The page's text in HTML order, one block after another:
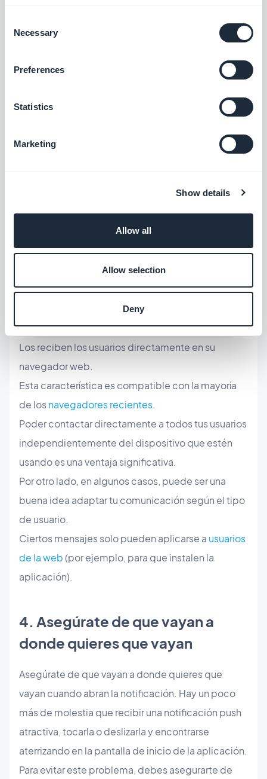
Selection
Necessary
Preferences
Statistics
Marketing
Show details
Allow all
Allow selection
Deny
reaccionan de manera diferente.
La tasa de
(91%) que iOS (43.9%)
. Esto se explica por el
aceptar activamente las notificaciones push,
automáticamente las notificaciones push
La aparición de Progressive Web Apps
significó la llegada de una nueva posibilidad:
enviar una notificación push Web para PWA
Los reciben los usuarios directamente en su
navegador web.
Esta característica es compatible con la mayoría
de losnavegadores recientes.
Poder contactar directamente a todos tus usuarios
independientemente del dispositivo que estén
usando es una ventaja significativa.
Por otro lado, en algunos casos, puede ser una
buena idea adaptar tu comunicación según el tipo
de usuario.
Ciertos mensajes solo pueden aplicarse a usuarios
de la web(por ejemplo, para que instalen la
aplicación).
4. Asegúrate de que vayan a
donde quieres que vayan
Asegúrate de que vayan a donde quieres que
vayan cuando abran la notificación. Hay un poco
más de molestia que recibir una notificación push
atractiva, tocarla o deslizarla y encontrarse
aterrizando en la pantalla de inicio de la aplicación.
Para evitar este problema, debes asegurarte de